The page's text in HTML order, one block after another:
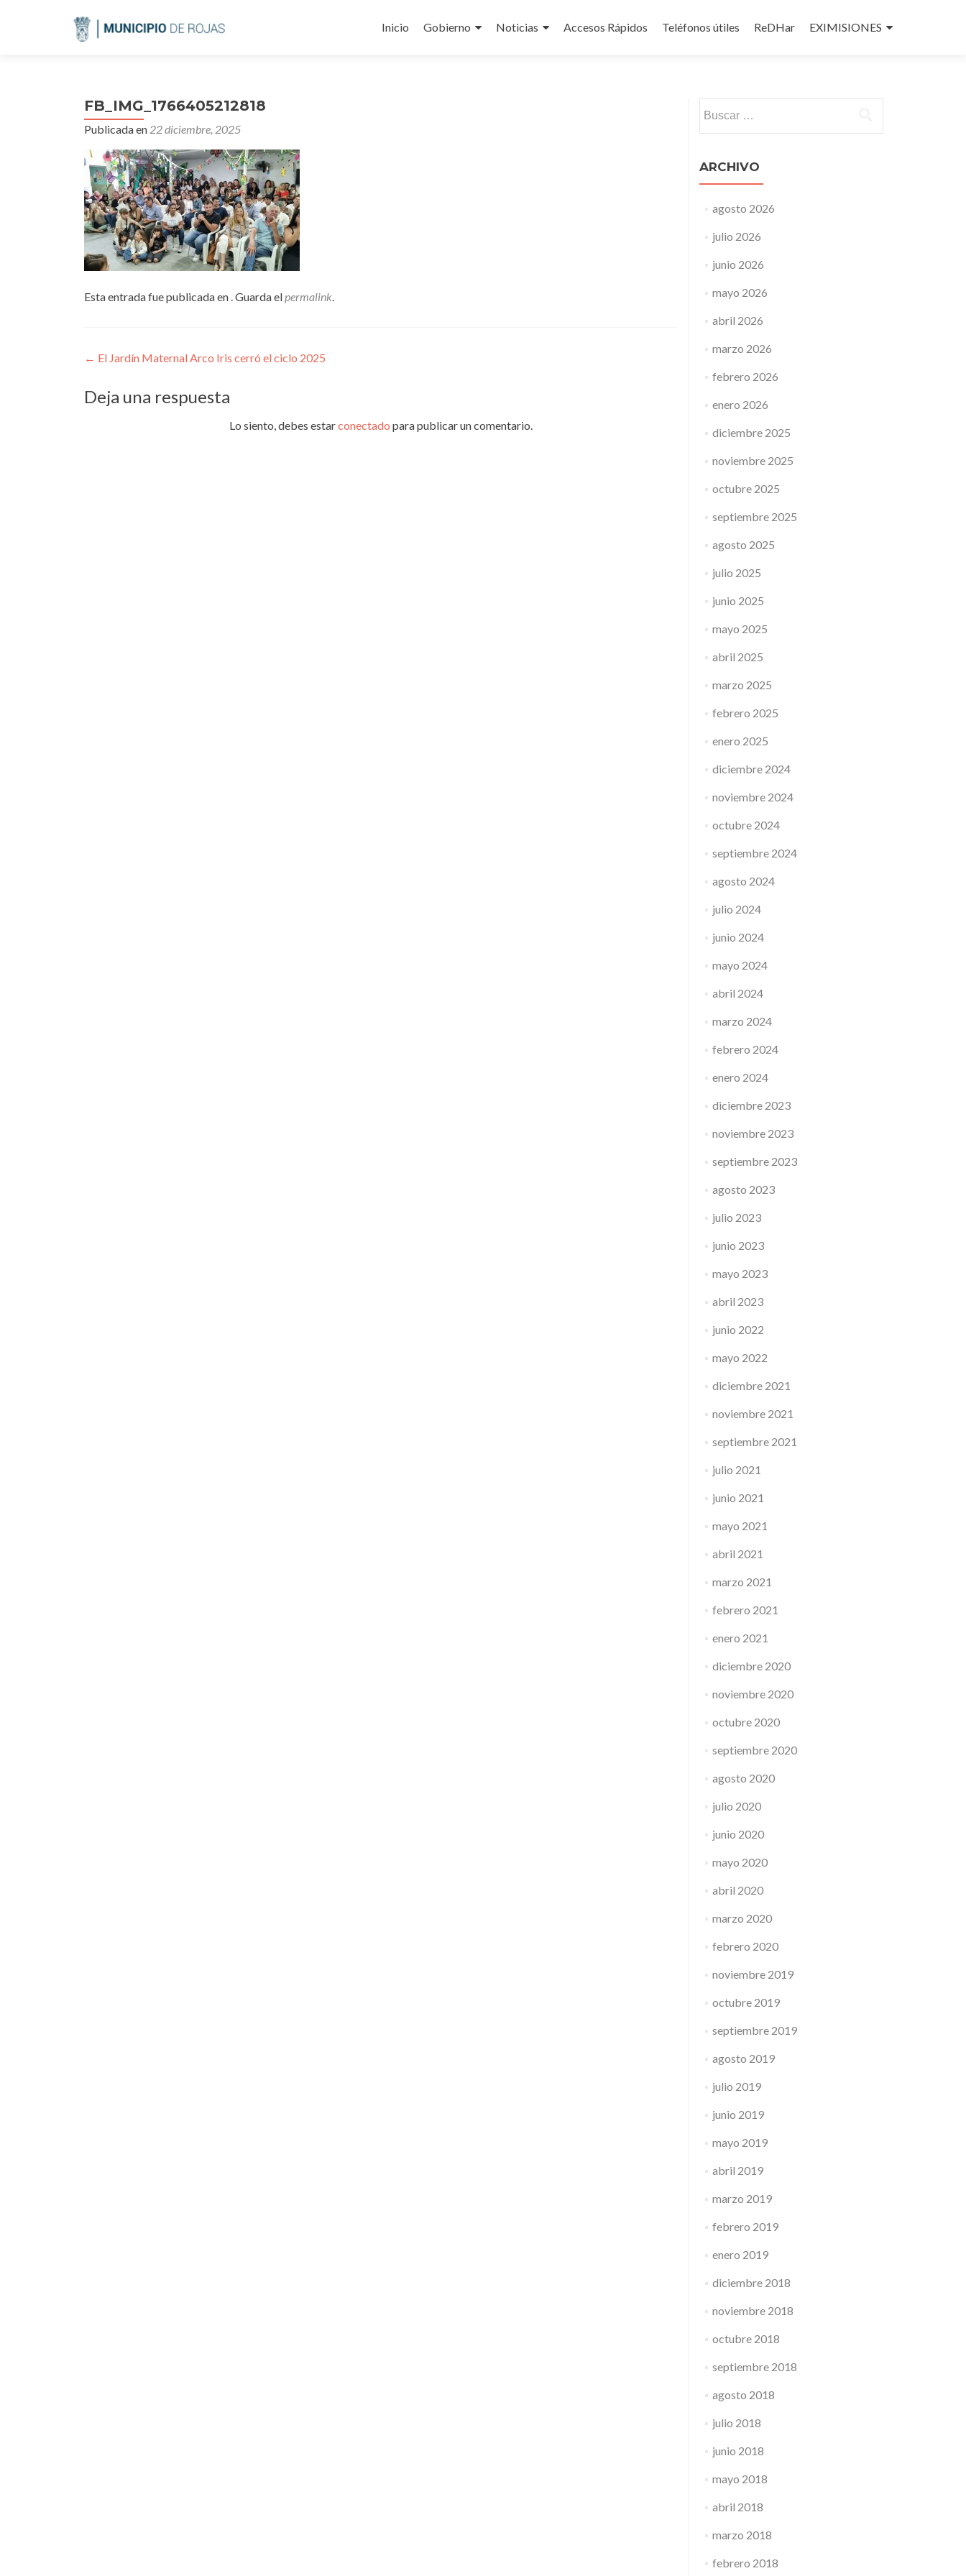
al
Inicio Gobierno Noticias Accesos Rápidos Teléfonos útiles ReDHar EXIMISIONES
FB_IMG_1766405212818
Publicada en 22 diciembre, 2025
Esta entrada fue publicada en . Guarda elpermalink.
Navegación
de
entradas
← El Jardín Maternal Arco Iris cerró el ciclo 2025
Deja una respuesta
Lo siento, debes estarconectado para publicar un comentario.
ARCHIVO
agosto 2026
julio 2026
junio 2026
mayo 2026
abril 2026
marzo 2026
febrero 2026
enero 2026
diciembre 2025
noviembre 2025
octubre 2025
septiembre 2025
agosto 2025
julio 2025
junio 2025
mayo 2025
abril 2025
marzo 2025
febrero 2025
enero 2025
diciembre 2024
noviembre 2024
octubre 2024
septiembre 2024
agosto 2024
julio 2024
junio 2024
mayo 2024
abril 2024
marzo 2024
febrero 2024
enero 2024
diciembre 2023
noviembre 2023
septiembre 2023
agosto 2023
julio 2023
junio 2023
mayo 2023
abril 2023
junio 2022
mayo 2022
diciembre 2021
noviembre 2021
septiembre 2021
julio 2021
junio 2021
mayo 2021
abril 2021
marzo 2021
febrero 2021
enero 2021
diciembre 2020
noviembre 2020
octubre 2020
septiembre 2020
agosto 2020
julio 2020
junio 2020
mayo 2020
abril 2020
marzo 2020
febrero 2020
noviembre 2019
octubre 2019
septiembre 2019
agosto 2019
julio 2019
junio 2019
mayo 2019
abril 2019
marzo 2019
febrero 2019
enero 2019
diciembre 2018
noviembre 2018
octubre 2018
septiembre 2018
agosto 2018
julio 2018
junio 2018
mayo 2018
abril 2018
marzo 2018
febrero 2018